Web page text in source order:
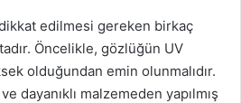
edilmesi gereken birkaç
Öncelikle, gözlüğün UV
olduğundan emin olunmalıdır.
dayanıklı malzemeden yapılmış